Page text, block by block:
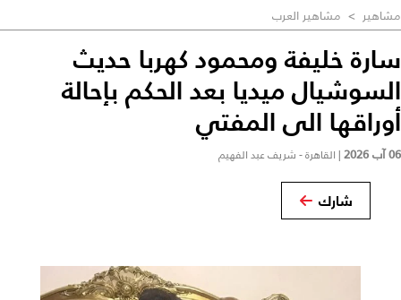
مشاهير > مشاهير العرب
سارة خليفة ومحمود كهربا حديث
السوشيال ميديا بعد الحكم بإحالة
أوراقها الى المفتي
06 آب 2026 | القاهرة - شريف عبد الفهيم
شارك